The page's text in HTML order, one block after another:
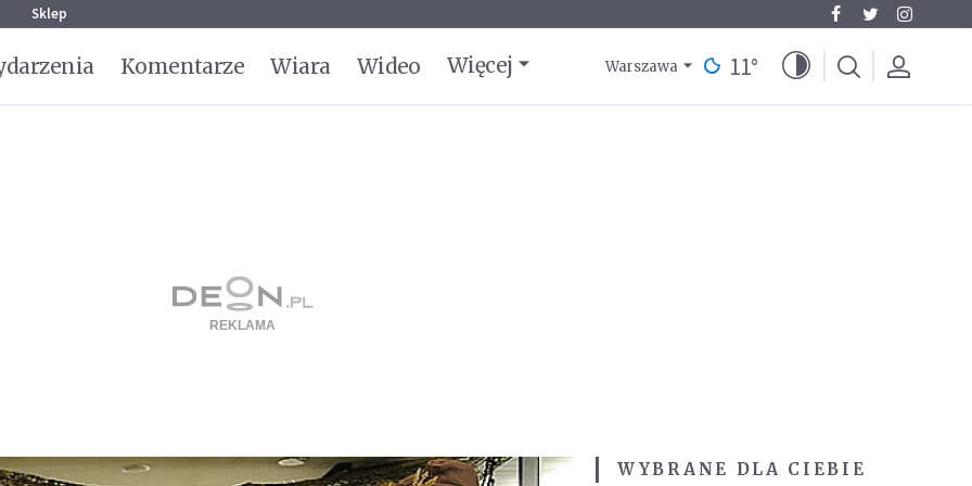
Sklep
Komentarze Wiara Wideo Więcej Warszawa 11°
WYBRANE DLA CIEBIE